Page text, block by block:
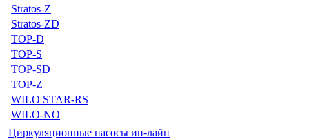
Stratos-Z
Stratos-ZD
TOP-D
TOP-S
TOP-SD
TOP-Z
WILO STAR-RS
WILO-NO
Циркуляционные насосы ин-лайн